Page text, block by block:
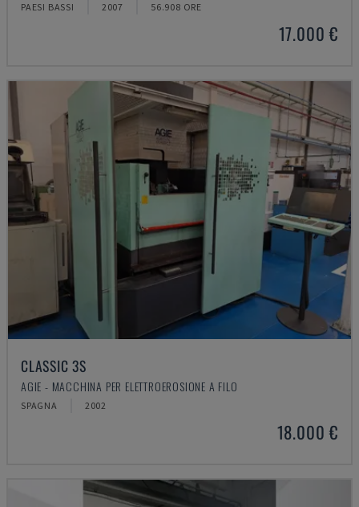
PAESI BASSI 2007 56.908 ORE
17.000 €
CLASSIC 3S
AGIE - MACCHINA PER ELETTROEROSIONE A FILO
SPAGNA 2002
18.000 €